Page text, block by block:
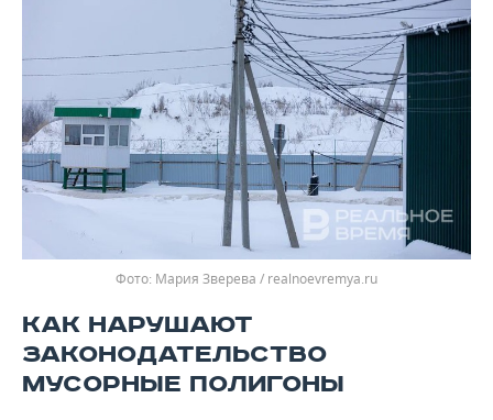
Мария Зверева / realnoevremya.ru
КАК НАРУШАЮТ
ЗАКОНОДАТЕЛЬСТВО
МУСОРНЫЕ ПОЛИГОНЫ